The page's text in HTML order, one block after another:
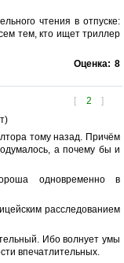
чтения в отпуске:
тем, кто ищет триллер
Оценка: 8
[ 2 ]
тому назад. Причём
а почему бы и
одновременно в
расследованием
Ибо волнует умы
впечатлительных.